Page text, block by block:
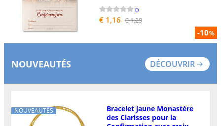
-10%
0
€ 1,16 € 1,29
NOUVEAUTÉS DÉCOUVRIR
NOUVEAUTÉS
Bracelet jaune Monastère
des Clarisses pour la